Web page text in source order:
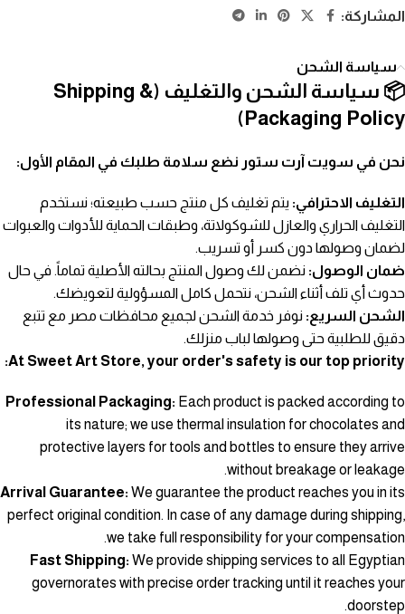
المشاركة:
سياسة الشحن
📦 سياسة الشحن والتغليف (Shipping &
Packaging Policy)
نحن في سويت آرت ستور نضع سلامة طلبك في المقام الأول:
التغليف الاحترافي: يتم تغليف كل منتج حسب طبيعته؛ نستخدم
التغليف الحراري والعازل للشوكولاتة، وطبقات الحماية للأدوات والعبوات
لضمان وصولها دون كسر أو تسريب.
ضمان الوصول: نضمن لك وصول المنتج بحالته الأصلية تماماً. في حال
حدوث أي تلف أثناء الشحن، نتحمل كامل المسؤولية لتعويضك.
الشحن السريع: نوفر خدمة الشحن لجميع محافظات مصر مع تتبع
دقيق للطلبية حتى وصولها لباب منزلك.
At Sweet Art Store, your order's safety is our top priority:
Professional Packaging: Each product is packed according to
its nature; we use thermal insulation for chocolates and
protective layers for tools and bottles to ensure they arrive
without breakage or leakage.
Arrival Guarantee: We guarantee the product reaches you in its
perfect original condition. In case of any damage during shipping,
we take full responsibility for your compensation.
Fast Shipping: We provide shipping services to all Egyptian
governorates with precise order tracking until it reaches your
doorstep.